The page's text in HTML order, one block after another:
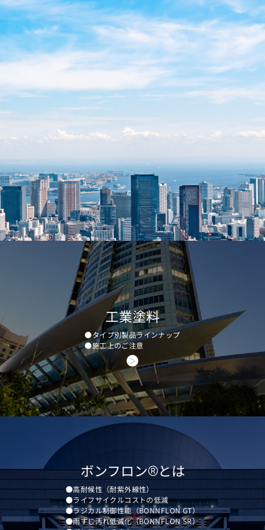
工業塗料
●タイプ別製品ラインナップ
●施工上のご注意
ボンフロン®とは
●高耐候性（耐紫外線性）
●ライフサイクルコストの低減
●ラジカル制御性能（BONNFLON GT）
●雨すじ汚れ低減化（BONNFLON SR）